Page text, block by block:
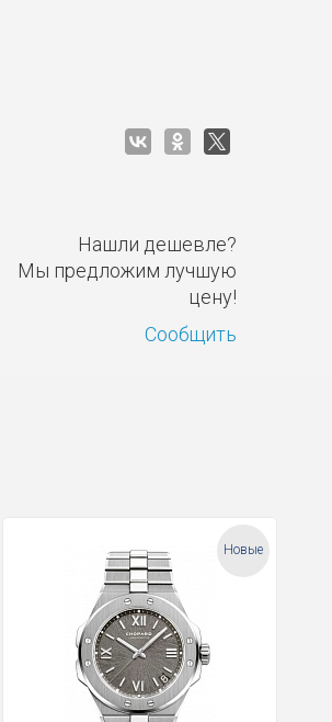
Нашли дешевле?
Мы предложим лучшую
цену!
Сообщить
Новые